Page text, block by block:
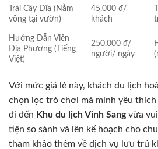
Trái Cây Dĩa (Nằm
võng tại vườn)
45.000 đ/
khách
Hướng Dẫn Viên
Địa Phương (Tiếng
Việt)
250.000 đ/
người/ ngày
Với mức giá lẻ này, khách du lịch
chọn lọc trò chơi mà mình yêu thích
đi đến Khu du lịch Vinh Sangvừa
tiện so sánh và lên kế hoạch cho
tham khảo thêm về dịch vụ lưu trú